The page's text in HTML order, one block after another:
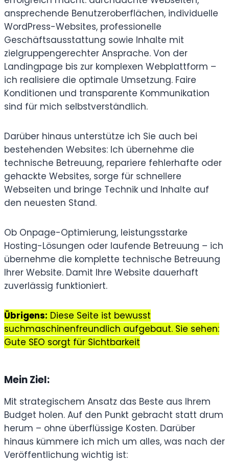
ansprechende Benutzeroberflächen, individuelle
WordPress-Websites, professionelle
Geschäftsausstattung sowie Inhalte mit
zielgruppengerechter Ansprache. Von der
Landingpage bis zur komplexen Webplattform –
ich realisiere die optimale Umsetzung. Faire
Konditionen und transparente Kommunikation
sind für mich selbstverständlich.
Darüber hinaus unterstütze ich Sie auch bei
bestehenden Websites: Ich übernehme die
technische Betreuung, repariere fehlerhafte oder
gehackte Websites, sorge für schnellere
Webseiten und bringe Technik und Inhalte auf
den neuesten Stand.
Ob Onpage-Optimierung, leistungsstarke
Hosting-Lösungen oder laufende Betreuung – ich
übernehme die komplette technische Betreuung
Ihrer Website. Damit Ihre Website dauerhaft
zuverlässig funktioniert.
Übrigens: Diese Seite ist bewusst
suchmaschinenfreundlich aufgebaut. Sie sehen:
Gute SEO sorgt für Sichtbarkeit
Mein Ziel:
Mit strategischem Ansatz das Beste aus Ihrem
Budget holen. Auf den Punkt gebracht statt drum
herum – ohne überflüssige Kosten. Darüber
hinaus kümmere ich mich um alles, was nach der
Veröffentlichung wichtig ist: